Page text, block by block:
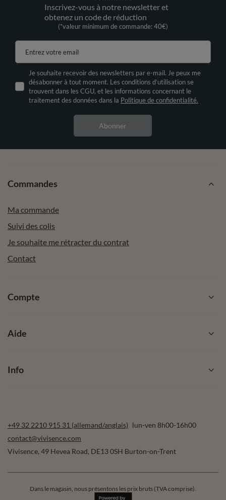
Inscrivez-vous à notre newsletter et
obtenez un code de réduction
(*valeur minimum de commande: 40€)
Entrez votre email
Je souhaite recevoir des newsletters par e-mail. Je peux me
désabonner à tout moment. Les conditions d’utilisation se
trouvent dans les CGU, et les informations concernant le
traitement des données dans la Politique de confidentialité.
Abonner
Commandes
Ma commande
Suivi des colis
Je souhaite me rétracter du contrat
Contact
Compte
Aide
Info
+49 32 2210 915 31 (allemand/anglais) lun-ven 8h00-16h00
contact@vivisence.com
Vivisence, 49 Hevea Road, DE13 0SH Burton-on-Trent
Dans le magasin, nous présentons les prix bruts (TVA comprise).